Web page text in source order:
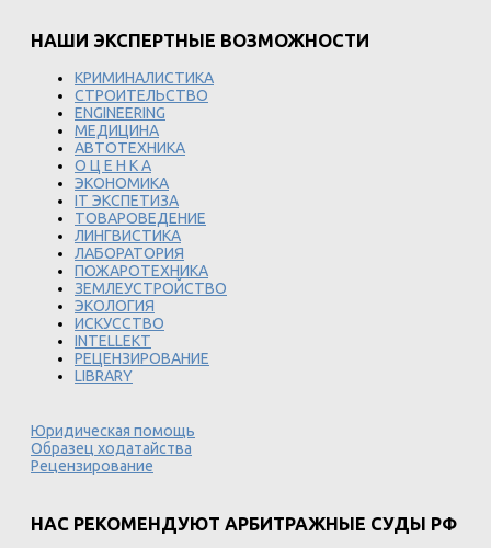
НАШИ ЭКСПЕРТНЫЕ ВОЗМОЖНОСТИ
КРИМИНАЛИСТИКА
СТРОИТЕЛЬСТВО
ENGINEERING
МЕДИЦИНА
АВТОТЕХНИКА
О Ц Е Н К А
ЭКОНОМИКА
IT ЭКСПЕТИЗА
ТОВАРОВЕДЕНИЕ
ЛИНГВИСТИКА
ЛАБОРАТОРИЯ
ПОЖАРОТЕХНИКА
ЗЕМЛЕУСТРОЙСТВО
ЭКОЛОГИЯ
ИСКУССТВО
INTELLEKT
РЕЦЕНЗИРОВАНИЕ
LIBRARY
Юридическая помощь
Образец ходатайства
Рецензирование
НАС РЕКОМЕНДУЮТ АРБИТРАЖНЫЕ СУДЫ РФ